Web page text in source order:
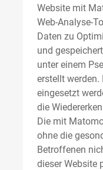
Website mit
Web-Analyse-
Daten zu
und
unter einem
erstellt werden.
eingesetzt
die
Die mit
ohne die
Betroffenen
dieser Website